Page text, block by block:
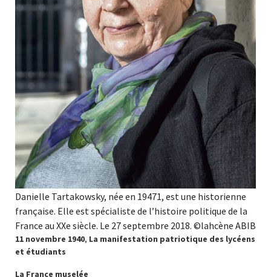
Danielle Tartakowsky, née en 19471, est une historienne
française. Elle est spécialiste de l’histoire politique de la
France au XXe siècle. Le 27 septembre 2018. ©lahcène ABIB
11 novembre 1940, La manifestation patriotique des lycéens
et étudiants
La France muselée